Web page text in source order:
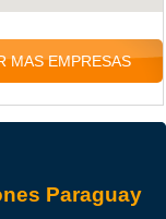
MAS EMPRESAS
Paraguay